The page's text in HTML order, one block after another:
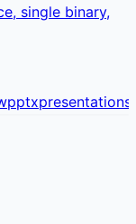
single binary,
pptxpresentation